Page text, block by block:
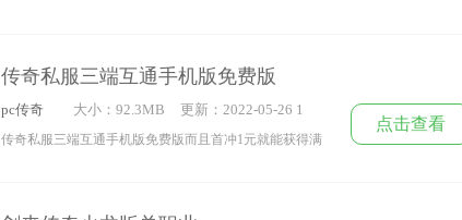
更加适合你自己的冒险方式，你可以在这世界之中给你的
兄弟们带来一场真正的战斗。
传奇私服三端互通手机版免费版
pc传奇 大小：92.3MB
更新：2022-05-26 1
2:29:32
传奇私服三端互通手机版免费版而且首冲1元就能获得满
点击查看